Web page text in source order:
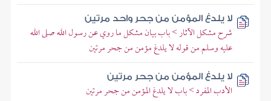
لا يلدغ المؤمن من جحر واحد مرتين
شرح مشكل الآثار > باب بيان مشكل ما روي عن رسول الله صلى الله
عليه وسلم من قوله لا يلدغ مؤمن من جحر مرتين
لا يلدغ المؤمن من جحر مرتين
الأدب المفرد > باب لا يلدغ المؤمن من جحر مرتين